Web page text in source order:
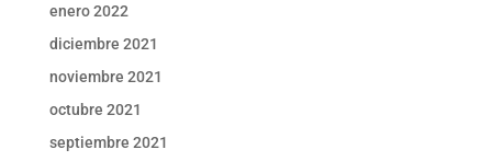
enero 2022
diciembre 2021
noviembre 2021
octubre 2021
septiembre 2021